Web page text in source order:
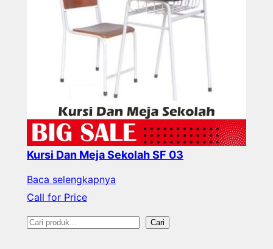
Kursi Dan Meja Sekolah SF 03
Baca selengkapnya
Call for Price
S
Cari